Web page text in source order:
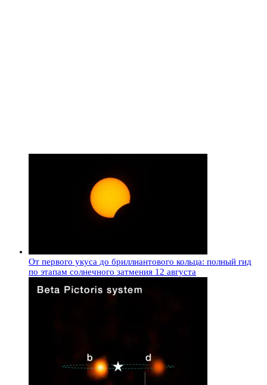
От первого укуса до бриллиантового кольца: полный гид
по этапам солнечного затмения 12 августа